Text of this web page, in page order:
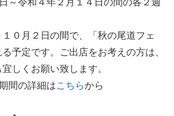
～令和４年２月１４日の間の各２週
０月２日の間で、「秋の尾道フェ
予定です。ご出店をお考えの方は、
しくお願い致します。
間の詳細はこちらから